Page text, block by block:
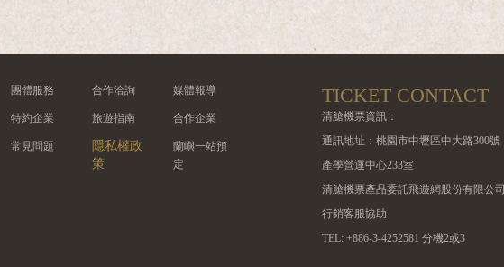
團體服務 合作洽詢 媒體報導
特約企業 旅遊指南 合作企業
常見問題
隱私權政
策
蘭嶼一站預
定
TICKET CONTACT
清艙機票資訊：
通訊地址：桃園市中壢區中大路300號
產學營運中心233室
清艙機票產品委託飛遊網股份有限公司
行銷客服協助
TEL: +886-3-4252581 分機2或3